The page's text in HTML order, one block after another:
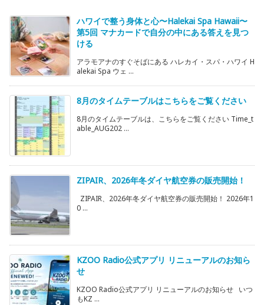
ハワイで整う身体と心〜Halekai Spa Hawaii〜
第5回 マナカードで自分の中にある答えを見つ
ける
アラモアナのすぐそばにある ハレカイ・スパ・ハワイ H
alekai Spa ウェ ...
8月のタイムテーブルはこちらをご覧ください
8月のタイムテーブルは、こちらをご覧ください Time_t
able_AUG202 ...
ZIPAIR、2026年冬ダイヤ航空券の販売開始！
ZIPAIR、2026年冬ダイヤ航空券の販売開始！ 2026年1
0 ...
KZOO Radio公式アプリ リニューアルのお知ら
せ
KZOO Radio公式アプリ リニューアルのお知らせ いつ
もKZ ...